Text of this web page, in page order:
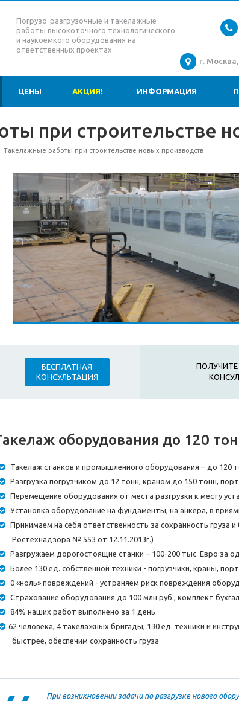
Погрузо-разгрузочные и такелажные
работы высокоточного технологического
и наукоемкого оборудования на
ответственных проектах
г.
ЦЕНЫ АКЦИЯ! ИНФОРМАЦИЯ
при строительстве
Такелажные работы при строительстве новых производств
БЕСПЛАТНАЯ
КОНСУЛЬТАЦИЯ
оборудования до 120
Такелаж станков и промышленного оборудования – до 120
Разгрузка погрузчиком до 12 тонн, краном до 150 тонн,
Перемещение оборудования от места разгрузки к месту
Установка оборудование на фундаменты, на анкера, в
Принимаем на себя ответственность за сохранность груза
Ростехнадзора № 553 от 12.11.2013г.)
Разгружаем дорогостоящие станки – 100-200 тыс. Евро за
Более 130 ед. собственной техники - погрузчики, краны,
0 «ноль» повреждений - устраняем риск повреждения
Страхование оборудования до 100 млн руб., комплект
84% наших работ выполнено за 1 день
62 человека, 4 такелажных бригады, 130 ед. техники и
быстрее, обеспечим сохранность груза
При возникновении задачи по разгрузке нового